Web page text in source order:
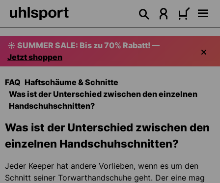
springen
☀️ SUMMER SALE: Bis zu 70% Rabatt! —
Jetzt shoppen
FAQ Haftschäume & Schnitte
Was ist der Unterschied zwischen den einzelnen
Handschuhschnitten?
Was ist der Unterschied zwischen den
einzelnen Handschuhschnitten?
Jeder Keeper hat andere Vorlieben, wenn es um den
Schnitt seiner Torwarthandschuhe geht. Der eine mag